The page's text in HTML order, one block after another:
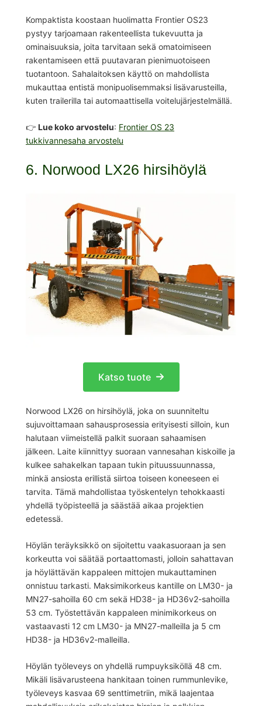
Kompaktista koostaan huolimatta Frontier OS23
pystyy tarjoamaan rakenteellista tukevuutta ja
ominaisuuksia, joita tarvitaan sekä omatoimiseen
rakentamiseen että puutavaran pienimuotoiseen
tuotantoon. Sahalaitoksen käyttö on mahdollista
mukauttaa entistä monipuolisemmaksi lisävarusteilla,
kuten trailerilla tai automaattisella voitelujärjestelmällä.
👉 Lue koko arvostelu: Frontier OS 23
tukkivannesaha arvostelu
6. Norwood LX26 hirsihöylä
Katso tuote
Norwood LX26 on hirsihöylä, joka on suunniteltu
sujuvoittamaan sahausprosessia erityisesti silloin, kun
halutaan viimeistellä palkit suoraan sahaamisen
jälkeen. Laite kiinnittyy suoraan vannesahan kiskoille ja
kulkee sahakelkan tapaan tukin pituussuunnassa,
minkä ansiosta erillistä siirtoa toiseen koneeseen ei
tarvita. Tämä mahdollistaa työskentelyn tehokkaasti
yhdellä työpisteellä ja säästää aikaa projektien
edetessä.
Höylän teräyksikkö on sijoitettu vaakasuoraan ja sen
korkeutta voi säätää portaattomasti, jolloin sahattavan
ja höylättävän kappaleen mittojen mukauttaminen
onnistuu tarkasti. Maksimikorkeus kantille on LM30- ja
MN27-sahoilla 60 cm sekä HD38- ja HD36v2-sahoilla
53 cm. Työstettävän kappaleen minimikorkeus on
vastaavasti 12 cm LM30- ja MN27-malleilla ja 5 cm
HD38- ja HD36v2-malleilla.
Höylän työleveys on yhdellä rumpuyksiköllä 48 cm.
Mikäli lisävarusteena hankitaan toinen rummunlevike,
työleveys kasvaa 69 senttimetriin, mikä laajentaa